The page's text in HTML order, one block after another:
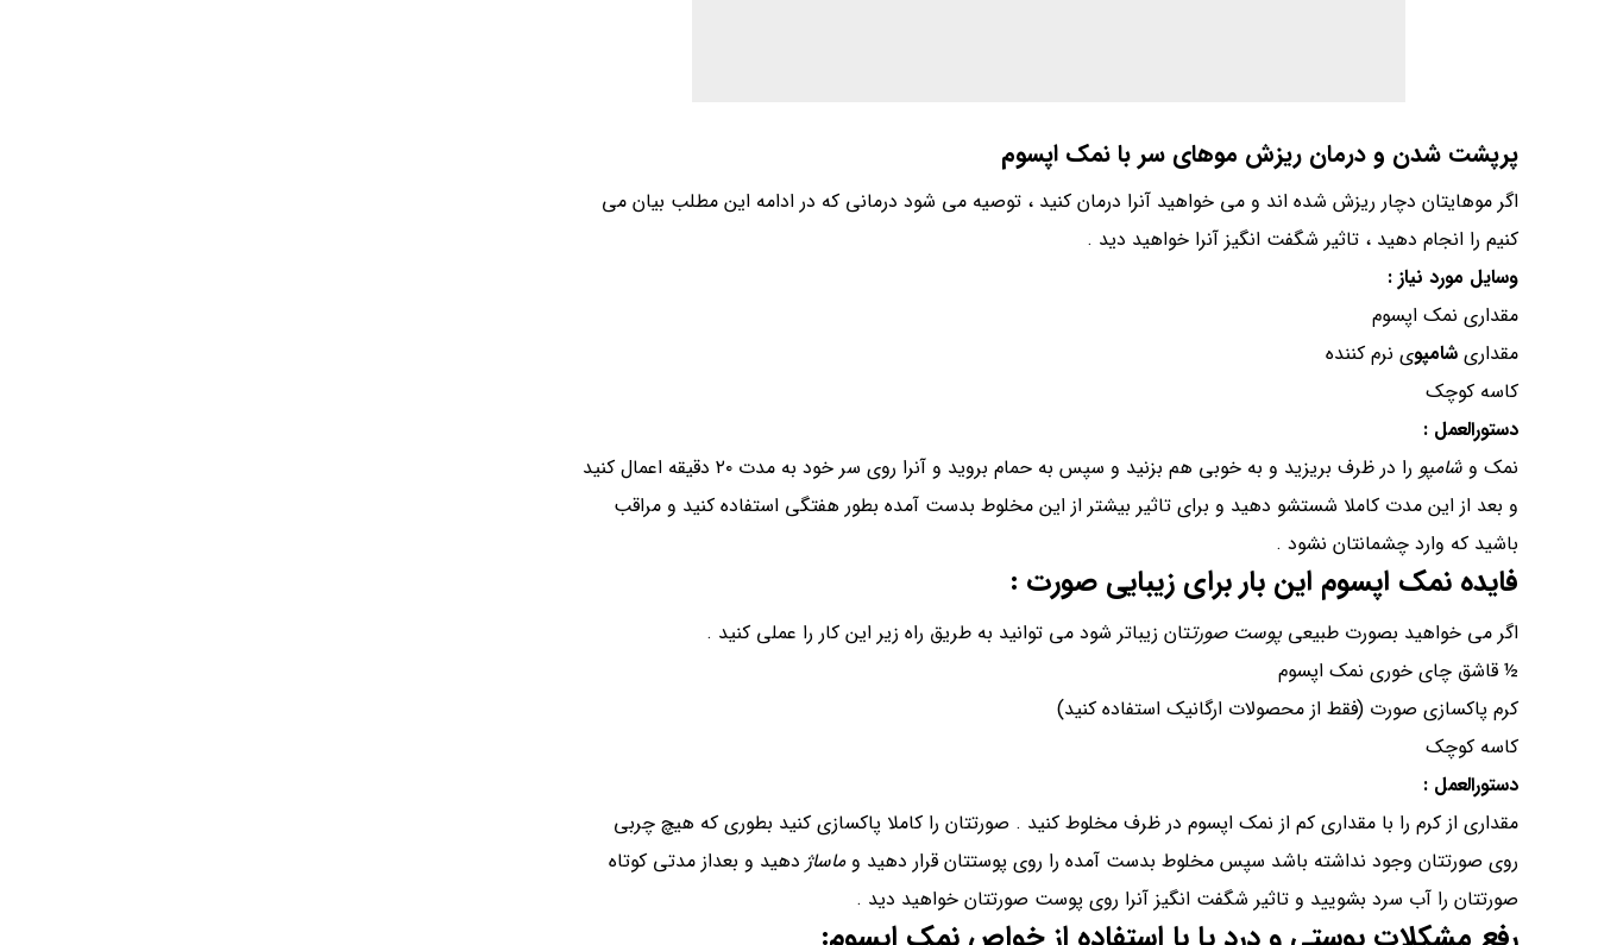
پرپشت شدن ودرمان ریزش موهای سر با نمک اپسوم
اگر موهایتان دچار ریزش شده اند و می خواهید آنرا درمان کنید ، توصیه می شود درمانی که در ادامه این مطلب بیان می
کنیم را انجام دهید ، تاثیر شگفت انگیز آنرا خواهید دید .
وسایل مورد نیاز :
مقداری نمک اپسوم
مقداریشامپوی نرم کننده
کاسه کوچک
دستورالعمل :
نمک وشامپو
را در ظرف بریزید و به خوبی هم بزنید و سپس به حمام بروید و آنرا روی سر خود به مدت ۲۰ دقیقه اعمال کنید
و بعد از این مدت کاملا شستشو دهید و برای تاثیر بیشتر از این مخلوط بدست آمده بطور هفتگی استفاده کنید و مراقب
باشید که وارد چشمانتان نشود .
فایده نمک اپسوم این بار برایزیبایی صورت :
اگر می خواهید بصورت طبیعیپوست صورتتان زیباتر شود می توانید به طریق راه زیر این کار را عملی کنید .
½ قاشق چای خوری نمک اپسوم
کرم پاکسازی صورت (فقط از محصولات ارگانیک استفاده کنید)
کاسه کوچک
دستورالعمل :
مقداری از کرم را با مقداری کم از نمک اپسوم در ظرف مخلوط کنید . صورتتان را کاملا پاکسازی کنید بطوری که هیچ چربی
روی صورتتان وجود نداشته باشد سپس مخلوط بدست آمده را روی پوستتان قرار دهید وماساژ دهید و بعداز مدتی کوتاه
صورتتان را آب سرد بشویید و تاثیر شگفت انگیز آنرا روی پوست صورتتان خواهید دید .